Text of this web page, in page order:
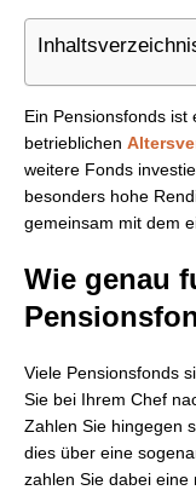
Ein Pensionsfonds ist
betrieblichen
weitere Fonds
besonders hohe
gemeinsam mit dem
Wie genau
Viele Pensionsfonds
Sie bei Ihrem Chef
Zahlen Sie hingegen
dies über eine
zahlen Sie dabei eine